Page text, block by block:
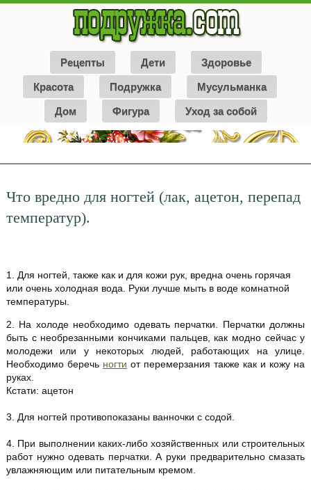
Рецепты Дети Здоровье
Красота Подружка Мусульманка
Дом Фигура Уход за собой
Что вредно для ногтей (лак, ацетон, перепад
температур).
1. Для ногтей, также как и для кожи рук, вредна очень горячая
или очень холодная вода. Руки лучше мыть в воде комнатной
температуры.
2. На холоде необходимо одевать перчатки. Перчатки должны
быть с необрезанными кончиками пальцев, как модно сейчас у
молодежи или у некоторых людей, работающих на улице.
Необходимо беречь ногти от перемерзания также как и кожу на
руках.
Кстати: ацетон
3. Для ногтей противопоказаны ванночки с содой.
4. При выполнении каких-либо хозяйственных или строительных
работ нужно одевать перчатки. А руки предварительно смазать
увлажняющим или питательным кремом.